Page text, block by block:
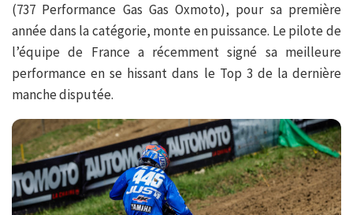
(737 Performance Gas Gas Oxmoto), pour sa première
année dans la catégorie, monte en puissance. Le pilote de
l’équipe de France a récemment signé sa meilleure
performance en se hissant dans le Top 3 de la dernière
manche disputée.